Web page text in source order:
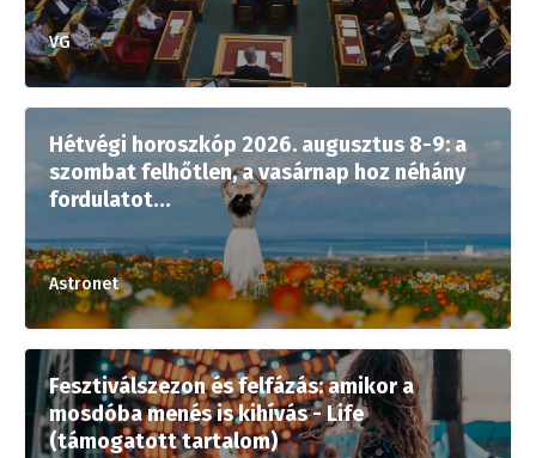
VG
Hétvégi horoszkóp 2026. augusztus 8-9: a
szombat felhőtlen, a vasárnap hoz néhány
fordulatot…
Astronet
Fesztiválszezon és felfázás: amikor a
mosdóba menés is kihívás - Life
(támogatott tartalom)